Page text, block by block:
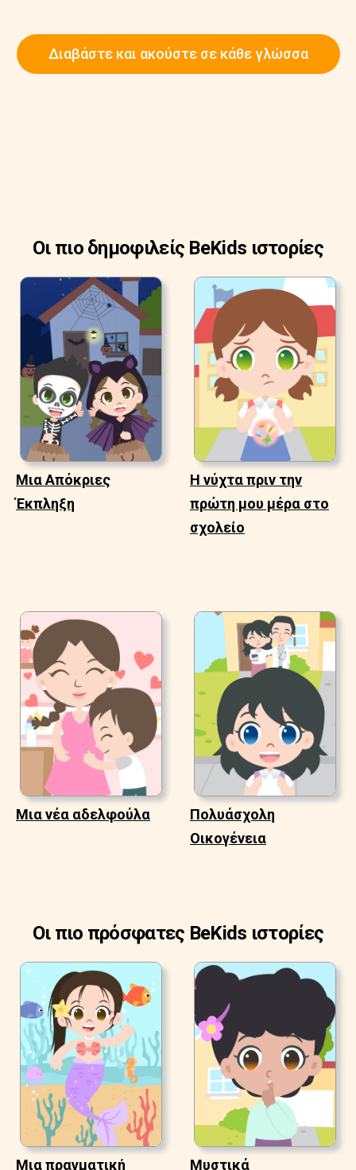
Διαβάστε και ακούστε σε κάθε γλώσσα
Οι πιο δημοφιλείς BeKids ιστορίες
Μια Απόκριες
Έκπληξη
Η νύχτα πριν την
πρώτη μου μέρα στο
σχολείο
Μια νέα αδελφούλα
Πολυάσχολη
Οικογένεια
Οι πιο πρόσφατες BeKids ιστορίες
Μια πραγματική Μυστικά